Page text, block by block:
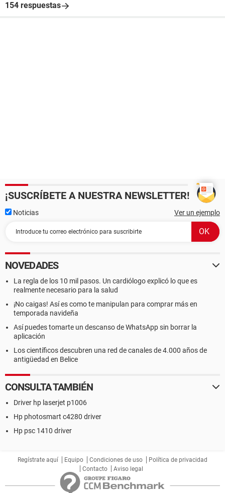
154 respuestas
¡SUSCRÍBETE A NUESTRA NEWSLETTER!
Noticias Ver un ejemplo
NOVEDADES
La regla de los 10 mil pasos. Un cardiólogo explicó lo que es
realmente necesario para la salud
¡No caigas! Así es como te manipulan para comprar más en
temporada navideña
Así puedes tomarte un descanso de WhatsApp sin borrar la
aplicación
Los científicos descubren una red de canales de 4.000 años de
antigüedad en Belice
CONSULTA TAMBIÉN
Driver hp laserjet p1006
Hp photosmart c4280 driver
Hp psc 1410 driver
Regístrate aquí Equipo Condiciones de uso
Política de privacidad
Contacto
Aviso legal